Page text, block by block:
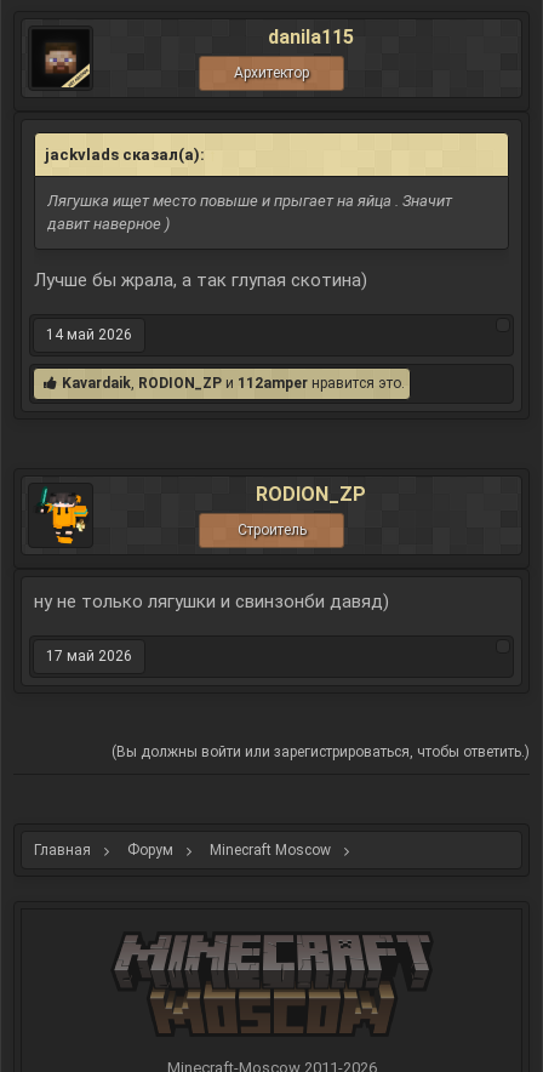
danila115
Архитектор
jackvlads сказал(а):
Лягушка ищет место повыше и прыгает на яйца . Значит
давит наверное )
Лучше бы жрала, а так глупая скотина)
14 май 2026
Kavardaik, RODION_ZP и 112amper нравится это.
RODION_ZP
Строитель
ну не только лягушки и свинзонби давяд)
17 май 2026
(Вы должны войти или зарегистрироваться, чтобы ответить.)
Главная Форум Minecraft Moscow
Minecraft-Moscow 2011-2026